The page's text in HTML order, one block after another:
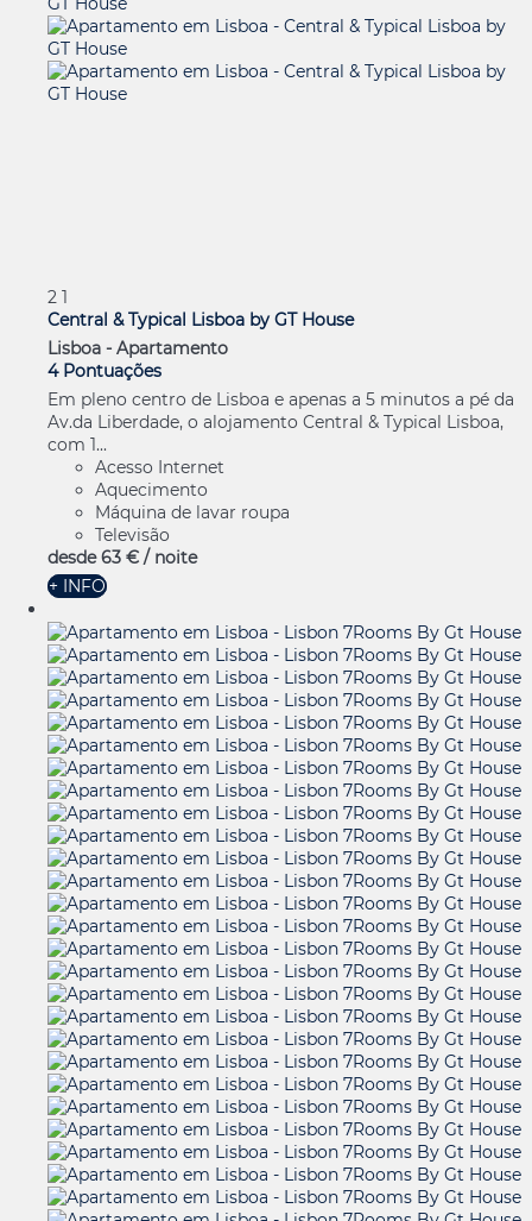
2 1
Central & Typical Lisboa by GT House
Lisboa - Apartamento
4 Pontuações
Em pleno centro de Lisboa e apenas a 5 minutos a pé da
Av.da Liberdade, o alojamento Central & Typical Lisboa,
com 1...
Acesso Internet
Aquecimento
Máquina de lavar roupa
Televisão
desde 63 € / noite
+ INFO